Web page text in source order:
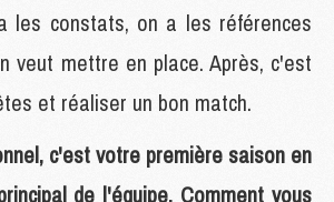
les constats, on a les références
veut mettre en place. Après, c'est
et réaliser un bon match.
c'est votre première saison en
de l'équipe. Comment vous